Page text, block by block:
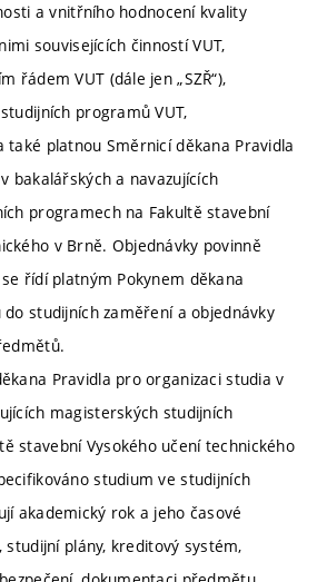
a vnitřního hodnocení kvality
souvisejících činností VUT,
řádem VUT (dále jen „SZŘ“),
programů VUT,
také platnou Směrnicí děkana Pravidla
bakalářských a navazujících
programech na Fakultě stavební
v Brně. Objednávky povinně
řídí platným Pokynem děkana
studijních zaměření a objednávky
Pravidla pro organizaci studia v
magisterských studijních
stavební Vysokého učení technického
studium ve studijních
akademický rok a jeho časové
studijní plány, kreditový systém,